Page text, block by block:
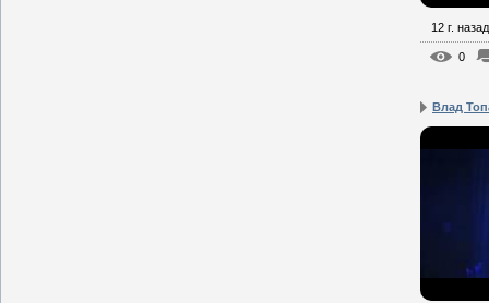
12 г. назад
0
Влад